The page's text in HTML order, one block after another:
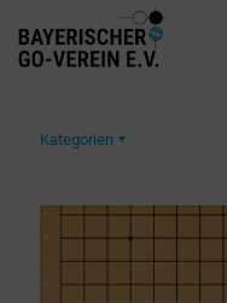
Kategorien